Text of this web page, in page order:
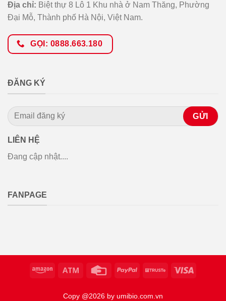
Địa chỉ: Biệt thự 8 Lô 1 Khu nhà ở Nam Thăng, Phường
Đại Mỗ, Thành phố Hà Nội, Việt Nam.
GỌI: 0888.663.180
ĐĂNG KÝ
LIÊN HỆ
Đang cập nhật....
FANPAGE
Copy @2026 by umibio.com.vn